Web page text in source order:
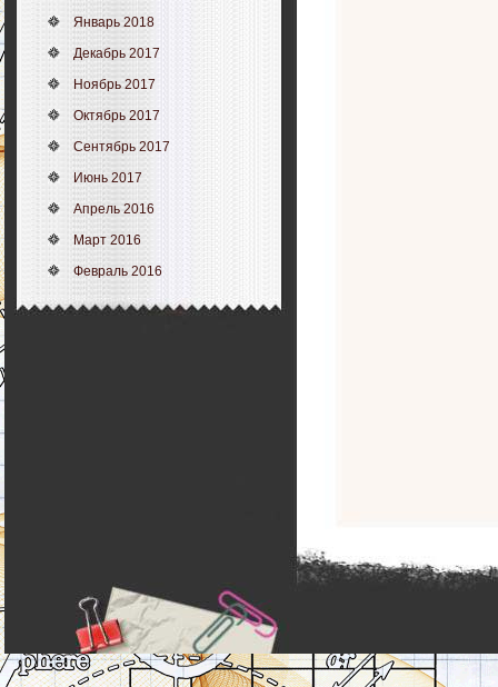
Январь 2018
Декабрь 2017
Ноябрь 2017
Октябрь 2017
Сентябрь 2017
Июнь 2017
Апрель 2016
Март 2016
Февраль 2016